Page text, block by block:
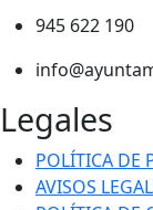
945 622 190
Legales
POLÍTICA DE
AVISOS